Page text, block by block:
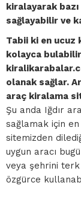
kiralayarak bazı
sağlayabilir ve
Tabii ki en ucuz
kolayca
olanak sağlar.
araç kiralama
Şu anda Iğdır
sağlamak için
sitemizden
uygun aracı
veya şehrini
özgürce